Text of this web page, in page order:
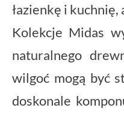
łazienkę i
Kolekcje Midas
naturalnego
wilgoć mogą być
doskonale